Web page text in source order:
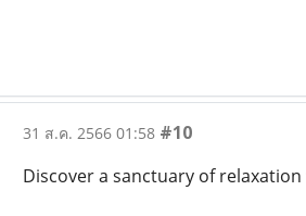
31 ส.ค. 2566 01:58 #10
Discover a sanctuary of